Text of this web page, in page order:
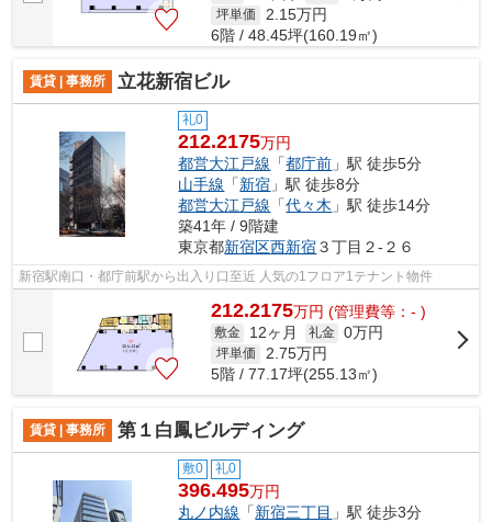
坪単価 2.15万円
6階 / 48.45坪(160.19㎡)
賃貸 | 事務所 立花新宿ビル
礼0
212.2175万円
都営大江戸線 「都庁前 」駅 徒歩5分
山手線 「新宿 」駅 徒歩8分
都営大江戸線 「代々木 」駅 徒歩14分
築41年 / 9階建
東京都新宿区西新宿３丁目２-２６
新宿駅南口・都庁前駅から出入り口至近 人気の1フロア1テナント物件
212.2175万円 (管理費等：- )
敷金 12ヶ月 礼金 0万円
坪単価 2.75万円
5階 / 77.17坪(255.13㎡)
賃貸 | 事務所 第１白鳳ビルディング
敷0 礼0
396.495万円
丸ノ内線 「新宿三丁目 」駅 徒歩3分